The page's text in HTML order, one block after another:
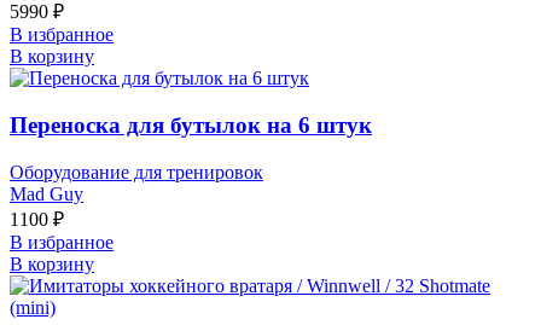
5990 ₽
В избранное
В корзину
Переноска для бутылок на 6 штук
Оборудование для тренировок
Mad Guy
1100 ₽
В избранное
В корзину